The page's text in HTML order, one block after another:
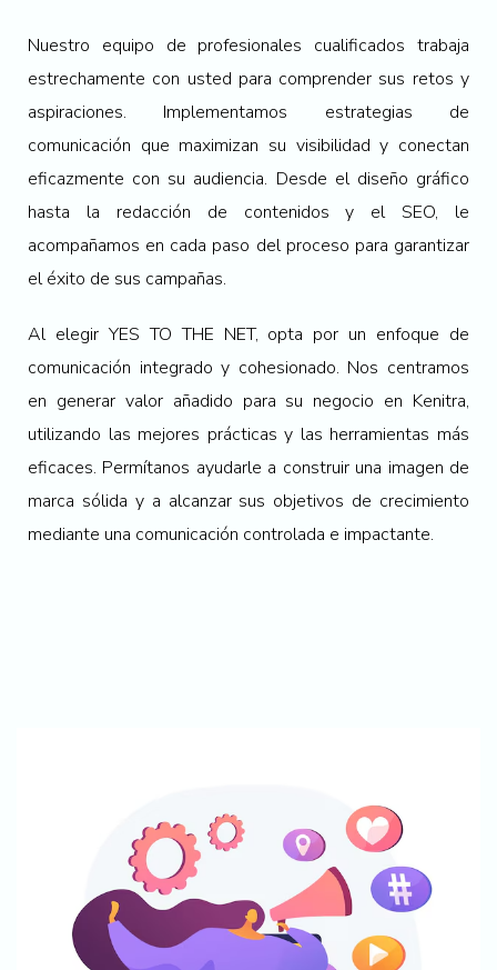
Nuestro equipo de profesionales cualificados trabaja
estrechamente con usted para comprender sus retos y
aspiraciones. Implementamos estrategias de
comunicación que maximizan su visibilidad y conectan
eficazmente con su audiencia. Desde el diseño gráfico
hasta la redacción de contenidos y el SEO, le
acompañamos en cada paso del proceso para garantizar
el éxito de sus campañas.
Al elegir YES TO THE NET, opta por un enfoque de
comunicación integrado y cohesionado. Nos centramos
en generar valor añadido para su negocio en Kenitra,
utilizando las mejores prácticas y las herramientas más
eficaces. Permítanos ayudarle a construir una imagen de
marca sólida y a alcanzar sus objetivos de crecimiento
mediante una comunicación controlada e impactante.